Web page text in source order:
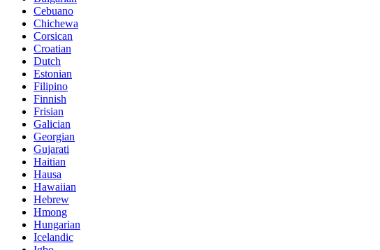
Cebuano
Chichewa
Corsican
Croatian
Dutch
Estonian
Filipino
Finnish
Frisian
Galician
Georgian
Gujarati
Haitian
Hausa
Hawaiian
Hebrew
Hmong
Hungarian
Icelandic